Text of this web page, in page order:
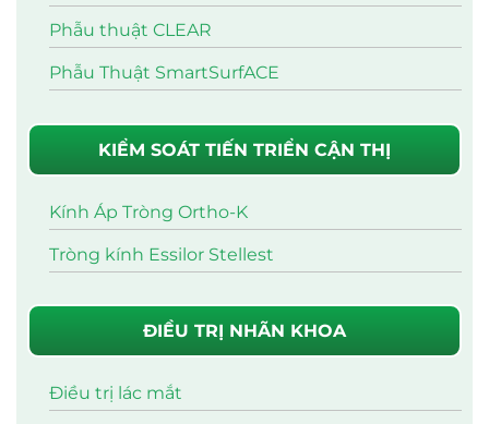
Phẫu thuật CLEAR
Phẫu Thuật SmartSurfACE
KIỂM SOÁT TIẾN TRIỂN CẬN THỊ
Kính Áp Tròng Ortho-K
Tròng kính Essilor Stellest
ĐIỀU TRỊ NHÃN KHOA
Điều trị lác mắt